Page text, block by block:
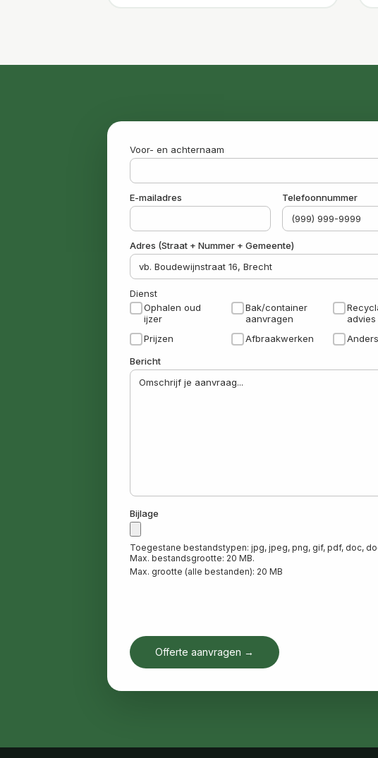
Voor- en achternaam
E-mailadres Telefoonnummer
Adres (Straat + Nummer + Gemeente)
Dienst
Ophalen oud
ijzer
Bak/container
aanvragen
advies
Prijzen
Afbraakwerken
Anders
Bericht
Bijlage
Toegestane bestandstypen: jpg, jpeg, png, gif, pdf, doc,
Max. bestandsgrootte: 20 MB.
Max. grootte (alle bestanden): 20 MB
Offerte aanvragen →